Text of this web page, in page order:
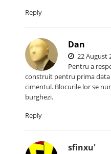
Reply
Dan
22 August
Pentru a
construit pentru prima
cimentul. Blocurile lor se
burghezi.
Reply
sfinxu'